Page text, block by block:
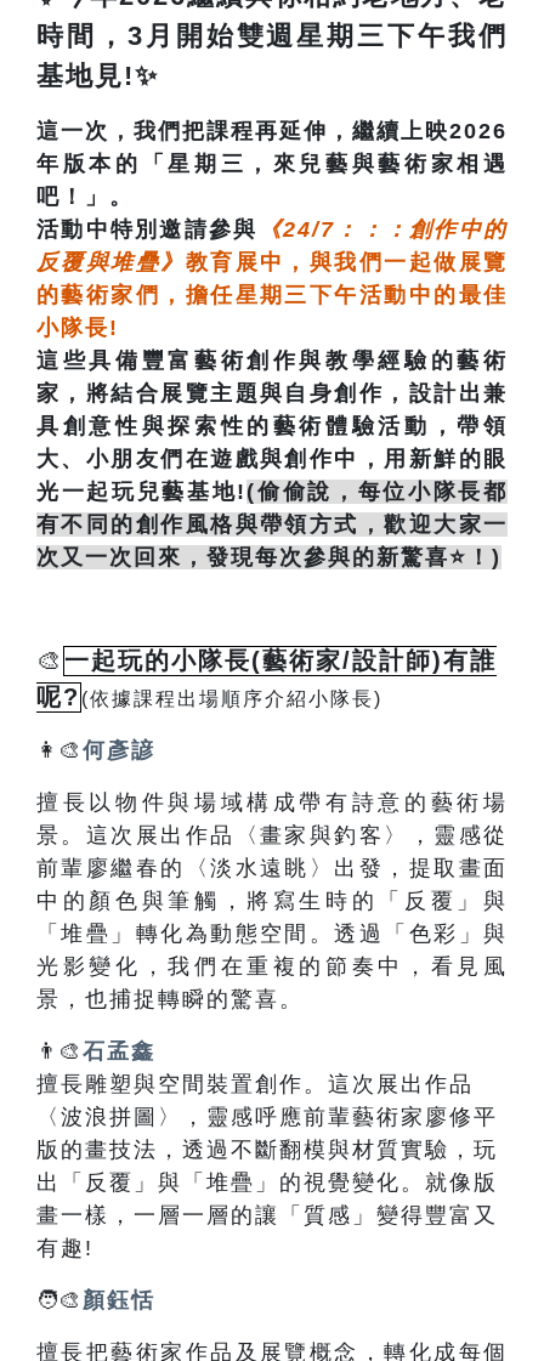
時間，3月開始雙週星期三下午我們
基地見!✨
這一次，我們把課程再延伸，繼續上映2026
年版本的「星期三，來兒藝與藝術家相遇
吧！」。
活動中特別邀請參與
《24/7：：：創作中的
反覆與堆疊》 教育展中，與我們一起做展覽
的藝術家們，擔任星期三下午活動中的最佳
小隊長!
這些具備豐富藝術創作與教學經驗的藝術
家，將結合展覽主題與自身創作，設計出兼
具創意性與探索性的藝術體驗活動，帶領
大、小朋友們在遊戲與創作中，用新鮮的眼
光一起玩兒藝基地! (偷偷說，每位小隊長都
有不同的創作風格與帶領方式，歡迎大家一
次又一次回來，發現每次參與的新驚喜⭐！)
🎨 一起玩的小隊長(藝術家/設計師)有誰
呢? (依據課程出場順序介紹小隊長)
👩‍🎨 何彥諺
擅長以物件與場域構成帶有詩意的藝術場
景。這次展出作品〈畫家與釣客〉，靈感從
前輩廖繼春的〈淡水遠眺〉出發，提取畫面
中的顏色與筆觸，將寫生時的「反覆」與
「堆疊」轉化為動態空間。透過「色彩」與
光影變化，我們在重複的節奏中，看見風
景，也捕捉轉瞬的驚喜。
👨‍🎨 石孟鑫
擅長雕塑與空間裝置創作。這次展出作品
〈波浪拼圖〉， 靈感呼應前輩藝術家廖修平
版的畫技法，透過不斷翻模與材質實驗，玩
出「反覆」與「堆疊」的視覺變化。就像版
畫一樣，一層一層的讓「質感」變得豐富又
有趣!
🧑‍🎨 顏鈺恬
擅長把藝術家作品及展覽概念，轉化成每個